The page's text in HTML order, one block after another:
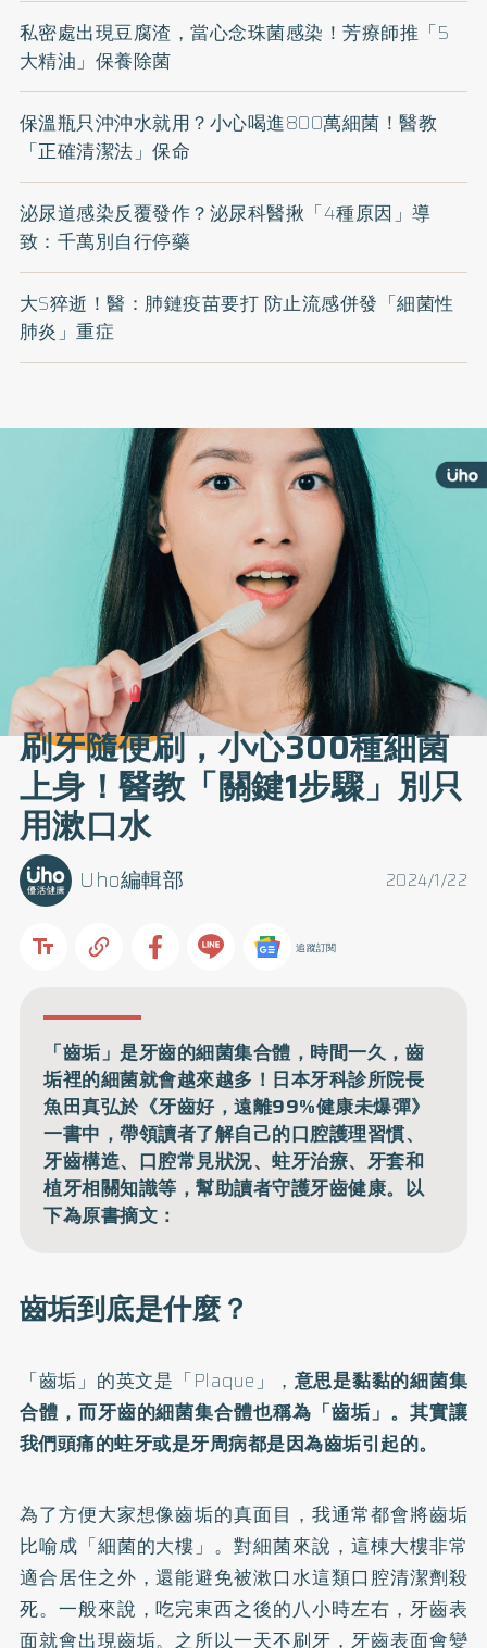
私密處出現豆腐渣，當心念珠菌感染！芳療師推「5
大精油」保養除菌
保溫瓶只沖沖水就用？小心喝進800萬細菌！醫教
「正確清潔法」保命
泌尿道感染反覆發作？泌尿科醫揪「4種原因」導
致：千萬別自行停藥
大S猝逝！醫：肺鏈疫苗要打 防止流感併發「細菌性
肺炎」重症
刷牙隨便刷，小心300種細菌
上身！醫教「關鍵1步驟」別只
用漱口水
2024/1/22
Uho編輯部
追蹤訂閱
「齒垢」是牙齒的細菌集合體，時間一久，齒
垢裡的細菌就會越來越多！日本牙科診所院長
魚田真弘於《牙齒好，遠離99%健康未爆彈》
一書中，帶領讀者了解自己的口腔護理習慣、
牙齒構造、口腔常見狀況、蛀牙治療、牙套和
植牙相關知識等，幫助讀者守護牙齒健康。以
下為原書摘文：
齒垢到底是什麼？
「齒垢」的英文是「Plaque」，意思是黏黏的細菌集
合體，而牙齒的細菌集合體也稱為「齒垢」。其實讓
我們頭痛的蛀牙或是牙周病都是因為齒垢引起的。
為了方便大家想像齒垢的真面目，我通常都會將齒垢
比喻成「細菌的大樓」。對細菌來說，這棟大樓非常
適合居住之外，還能避免被漱口水這類口腔清潔劑殺
死。一般來說，吃完東西之後的八小時左右，牙齒表
面就會出現齒垢。之所以一天不刷牙，牙齒表面會變